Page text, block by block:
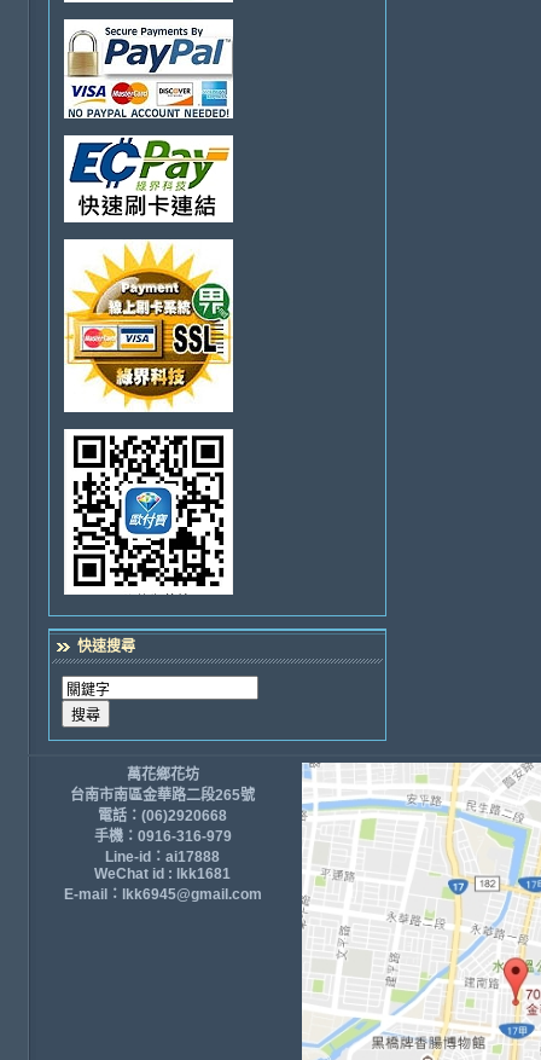
快速搜尋
萬花鄉花坊
台南市南區金華路二段265號
電話：(06)2920668
手機：0916-316-979
Line-id：ai17888
WeChat id : lkk1681
E-mail：lkk6945@gmail.com